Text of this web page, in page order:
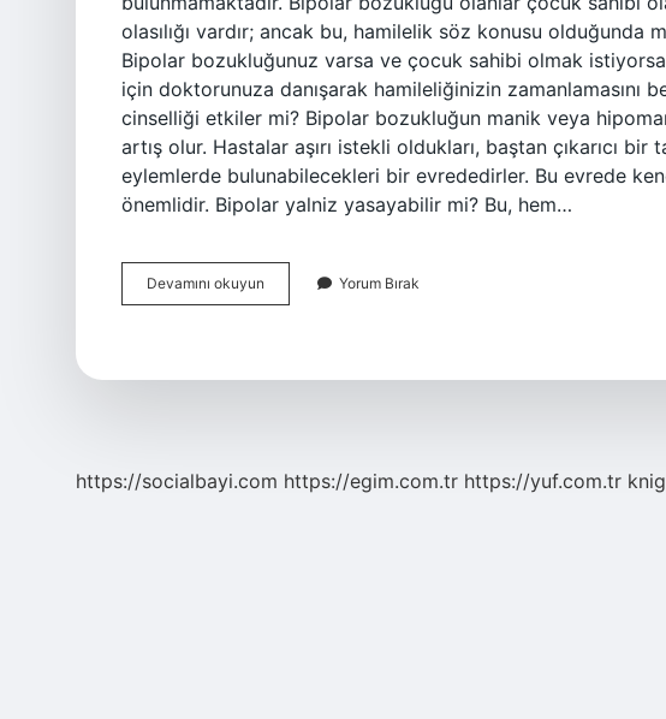
olasılığı vardır; ancak bu, hamilelik söz konusu
Bipolar bozukluğunuz varsa ve çocuk sahibi olmak
için doktorunuza danışarak hamileliğinizin zamanlamasını
cinselliği etkiler mi? Bipolar bozukluğun manik veya
artış olur. Hastalar aşırı istekli oldukları, baştan çıkarıcı
eylemlerde bulunabilecekleri bir evrededirler. Bu evrede
önemlidir. Bipolar yalniz yasayabilir mi? Bu, hem…
Devamını okuyun
Bozukluğu
Yorum Bırak
https://socialbayi.com https://egim.com.tr https://yuf.com.tr